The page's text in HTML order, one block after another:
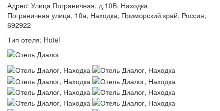
Адрес: Улица Пограничная, д.10В, Находка
Пограничная улица, 10а, Находка, Приморский край, Россия,
692922
Тип отеля: Hotel